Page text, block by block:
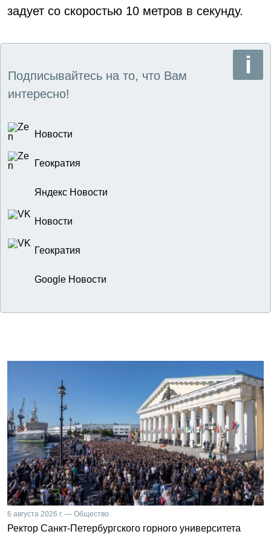
задует со скоростью 10 метров в секунду.
Подписывайтесь на то, что Вам
интересно!
Новости
Геократия
Яндекс Новости
Новости
Геократия
Google Новости
6 августа 2026 г. — Общество
Ректор Санкт-Петербургского горного университета